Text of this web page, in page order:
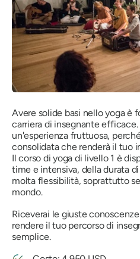
Avere solide basi nello yoga è
carriera di insegnante
un'esperienza fruttuosa,
consolidata che renderà il tuo
Il corso di yoga di livello 1 è
time e intensiva, della durata
molta flessibilità, soprattutto
mondo.
Riceverai le giuste
rendere il tuo percorso di
semplice.